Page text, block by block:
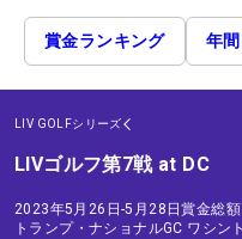
賞金ランキング 年
LIV GOLFシリーズ
LIVゴルフ第7戦 at DC
2023年5月26日-5月28日賞金総額
トランプ・ナショナルGC ワシン